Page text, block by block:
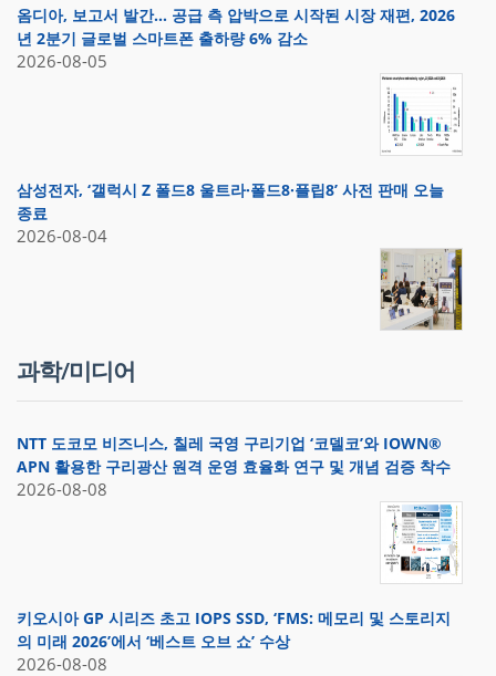
옴디아, 보고서 발간… 공급 측 압박으로 시작된 시장 재편, 2026
년 2분기 글로벌 스마트폰 출하량 6% 감소
2026-08-05
삼성전자, ‘갤럭시 Z 폴드8 울트라·폴드8·플립8’ 사전 판매 오늘
종료
2026-08-04
과학/미디어
NTT 도코모 비즈니스, 칠레 국영 구리기업 ‘코델코’와 IOWN®
APN 활용한 구리광산 원격 운영 효율화 연구 및 개념 검증 착수
2026-08-08
키오시아 GP 시리즈 초고 IOPS SSD, ‘FMS: 메모리 및 스토리지
의 미래 2026’에서 ‘베스트 오브 쇼’ 수상
2026-08-08